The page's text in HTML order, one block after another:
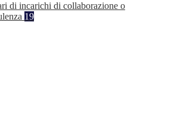
di incarichi di collaborazione o
19